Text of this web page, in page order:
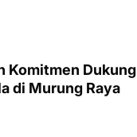
Komitmen Dukung
di Murung Raya